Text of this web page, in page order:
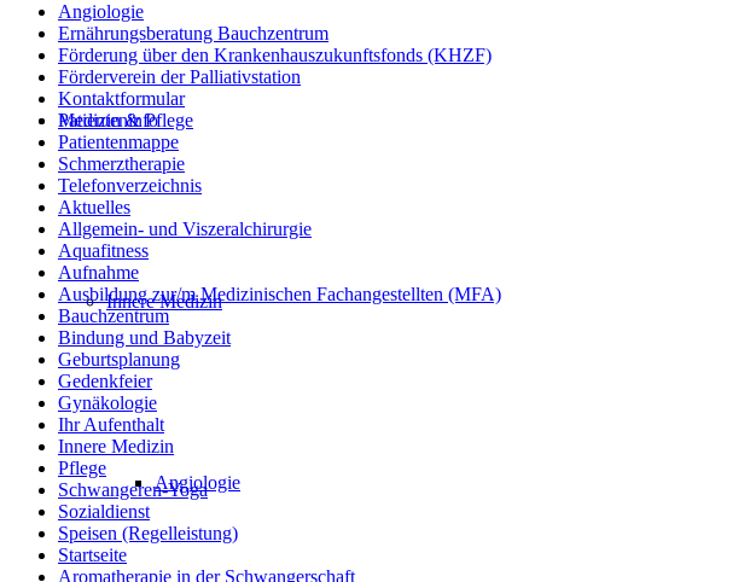
Medizin & Pflege
Innere Medizin
Angiologie
Angiologie
Ernährungsberatung Bauchzentrum
Förderung über den Krankenhauszukunftsfonds (KHZF)
Förderverein der Palliativstation
Kontaktformular
Patienteninfo
Patientenmappe
Schmerztherapie
Telefonverzeichnis
Aktuelles
Allgemein- und Viszeralchirurgie
Aquafitness
Aufnahme
Ausbildung zur/m Medizinischen Fachangestellten (MFA)
Bauchzentrum
Bindung und Babyzeit
Geburtsplanung
Gedenkfeier
Gynäkologie
Ihr Aufenthalt
Innere Medizin
Pflege
Schwangeren-Yoga
Sozialdienst
Speisen (Regelleistung)
Startseite
Aromatherapie in der Schwangerschaft